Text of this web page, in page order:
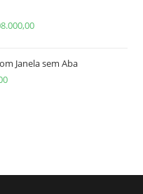
Janela sem Aba